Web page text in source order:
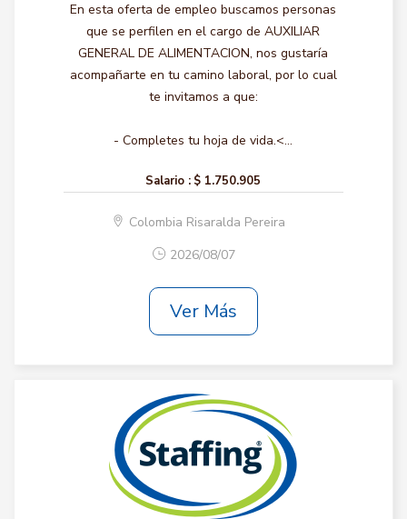
En esta oferta de empleo buscamos personas
que se perfilen en el cargo de AUXILIAR
GENERAL DE ALIMENTACION, nos gustaría
acompañarte en tu camino laboral, por lo cual
te invitamos a que:
- Completes tu hoja de vida.<...
Salario : $ 1.750.905
Colombia Risaralda Pereira
2026/08/07
Ver Más